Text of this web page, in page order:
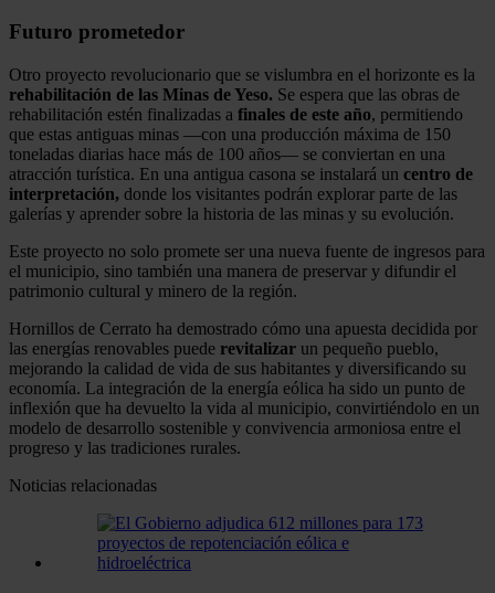
Futuro prometedor
Otro proyecto revolucionario que se vislumbra en el horizonte es la
rehabilitación de las Minas de Yeso. Se espera que las obras de
rehabilitación estén finalizadas a finales de este año, permitiendo
que estas antiguas minas —con una producción máxima de 150
toneladas diarias hace más de 100 años— se conviertan en una
atracción turística. En una antigua casona se instalará un centro de
interpretación, donde los visitantes podrán explorar parte de las
galerías y aprender sobre la historia de las minas y su evolución.
Este proyecto no solo promete ser una nueva fuente de ingresos para
el municipio, sino también una manera de preservar y difundir el
patrimonio cultural y minero de la región.
Hornillos de Cerrato ha demostrado cómo una apuesta decidida por
las energías renovables puede revitalizar un pequeño pueblo,
mejorando la calidad de vida de sus habitantes y diversificando su
economía. La integración de la energía eólica ha sido un punto de
inflexión que ha devuelto la vida al municipio, convirtiéndolo en un
modelo de desarrollo sostenible y convivencia armoniosa entre el
progreso y las tradiciones rurales.
Noticias relacionadas